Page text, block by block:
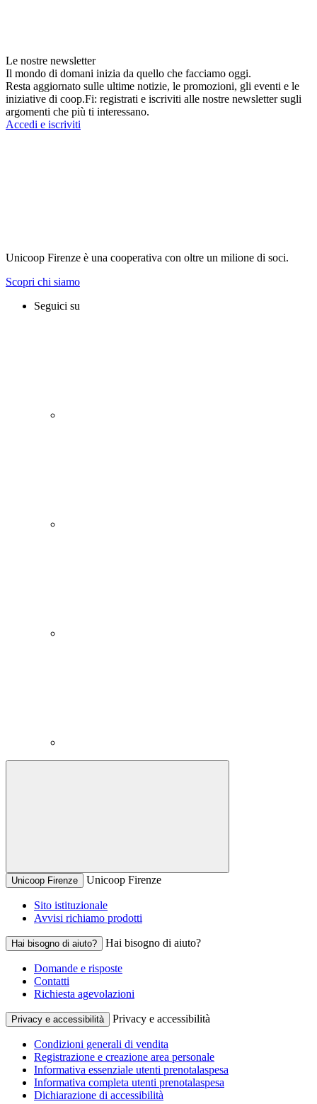
Le nostre newsletter
Il mondo di domani inizia da quello che facciamo oggi.
Resta aggiornato sulle ultime notizie, le promozioni, gli eventi e le
iniziative di coop.Fi: registrati e iscriviti alle nostre newsletter sugli
argomenti che più ti interessano.
Accedi e iscriviti
Unicoop Firenze è una cooperativa con oltre un milione di soci.
Scopri chi siamo
Seguici su
Unicoop Firenze Unicoop Firenze
Sito istituzionale
Avvisi richiamo prodotti
Hai bisogno di aiuto? Hai bisogno di aiuto?
Domande e risposte
Contatti
Richiesta agevolazioni
Privacy e accessibilità Privacy e accessibilità
Condizioni generali di vendita
Registrazione e creazione area personale
Informativa essenziale utenti prenotalaspesa
Informativa completa utenti prenotalaspesa
Dichiarazione di accessibilità